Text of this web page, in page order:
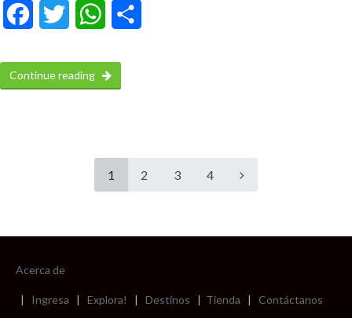
FacebookTwitter WhatsApp
Continue reading
1 2 3 4
Acerca de
| Ingresa | Explora! | Destinos | Tienda | Contáctanos